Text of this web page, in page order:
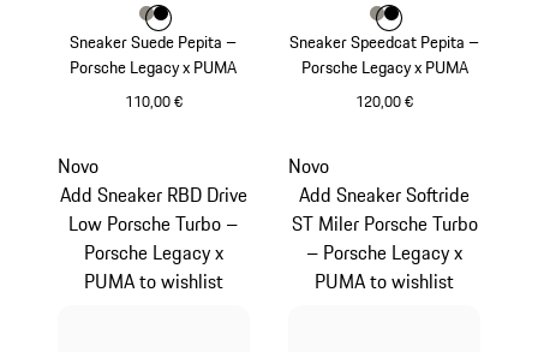
Sneaker Suede Pepita –
Porsche Legacy x PUMA
110,00 €
Cor
Cor
Cor
Sneaker Speedcat Pepita –
Porsche Legacy x PUMA
120,00 €
Cor
Cor
Cor
Novo
Add Sneaker RBD Drive
Low Porsche Turbo –
Porsche Legacy x
PUMA to wishlist
Novo
Add Sneaker Softride
ST Miler Porsche Turbo
– Porsche Legacy x
PUMA to wishlist